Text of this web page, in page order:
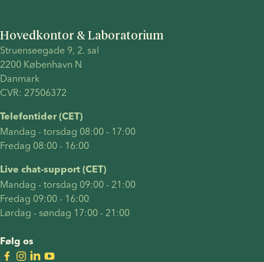
Hovedkontor & Laboratorium
Struenseegade 9, 2. sal
2200 København N
Danmark
CVR: 27506372
Telefontider (CET)
Mandag - torsdag 08:00 - 17:00
Fredag 08:00 - 16:00
Live chat-support (CET)
Mandag - torsdag 09:00 - 21:00
Fredag 09:00 - 16:00
Lørdag - søndag 17:00 - 21:00
Følg os